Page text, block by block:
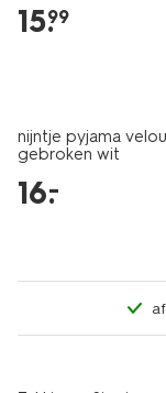
15.
99
nijntje pyjama
gebroken wit
16.
–